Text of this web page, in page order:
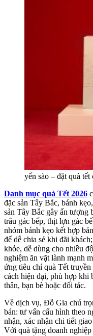
yến sào – đặt quà tết
Danh mục quà Tết 2026
đặc sản Tây Bắc, bánh
sản Tây Bắc gây ấn
trâu gác bếp, thịt lợn gác
nhóm bánh kẹo kết hợp
để dễ chia sẻ khi đãi
khỏe, dễ dùng cho nhiều
nghiệm ăn vặt lành mạnh
ứng tiêu chí quà Tết
cách hiện đại, phù hợp khi
thân, bạn bè hoặc đối tác.
Về dịch vụ, Đỗ Gia chú
bán: tư vấn cấu hình theo
nhận, xác nhận chi tiết
Với quà tặng doanh